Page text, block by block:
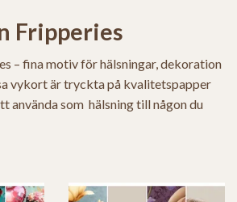
Fripperies
– fina motiv för hälsningar, dekoration
vykort är tryckta på kvalitetspapper
använda som hälsning till någon du